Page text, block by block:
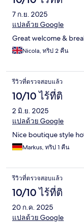
7 ก.ย. 2025
แปลด้วย Google
Great welcome &
Nicola, ทริป 2 คืน
รีวิวที่ตรวจสอบแล้ว
10/10 ไร้ที่ติ
2 มิ.ย. 2025
แปลด้วย Google
Nice boutique style
Markus, ทริป 1 คืน
รีวิวที่ตรวจสอบแล้ว
10/10 ไร้ที่ติ
20 ก.ค. 2025
แปลด้วย Google